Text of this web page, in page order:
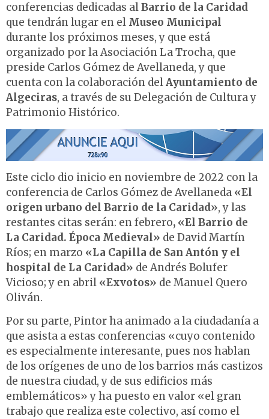
conferencias dedicadas alBarrio de la Caridad
que tendrán lugar en el Museo Municipal
durante los próximos meses, y que está
organizado por la Asociación La Trocha, que
preside Carlos Gómez de Avellaneda, y que
cuenta con la colaboración delAyuntamiento de
Algeciras, a través de su Delegación de Cultura y
Patrimonio Histórico.
Este ciclo dio inicio en noviembre de 2022 con la
conferencia de Carlos Gómez de Avellaneda «El
origen urbano del Barrio de la Caridad», y las
restantes citas serán: en febrero, «El Barrio de
La Caridad. Época Medieval» de David Martín
Ríos; en marzo «La Capilla de San Antón y el
hospital de La Caridad» de Andrés Bolufer
Vicioso; y en abril «Exvotos» de Manuel Quero
Oliván.
Por su parte, Pintor ha animado a la ciudadanía a
que asista a estas conferencias «cuyo contenido
es especialmente interesante, pues nos hablan
de los orígenes de uno de los barrios más castizos
de nuestra ciudad, y de sus edificios más
emblemáticos» y ha puesto en valor «el gran
trabajo que realiza este colectivo, así como el